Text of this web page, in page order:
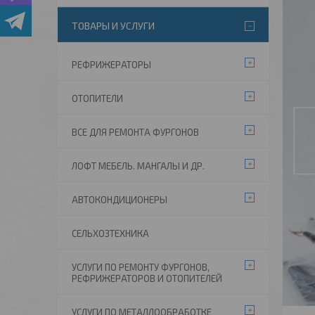
ТОВАРЫ И УСЛУГИ
РЕФРИЖЕРАТОРЫ
ОТОПИТЕЛИ
ВСЕ ДЛЯ РЕМОНТА ФУРГОНОВ
ЛОФТ МЕБЕЛЬ. МАНГАЛЫ И ДР.
АВТОКОНДИЦИОНЕРЫ
СЕЛЬХОЗТЕХНИКА
УСЛУГИ ПО РЕМОНТУ ФУРГОНОВ,
РЕФРИЖЕРАТОРОВ И ОТОПИТЕЛЕЙ
УСЛУГИ ПО МЕТАЛЛООБРАБОТКЕ